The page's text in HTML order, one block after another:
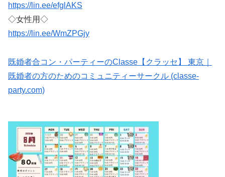
https://lin.ee/efglAKS
◇女性用◇
https://lin.ee/WmZPGjy
既婚者合コン・パーティーのClasse【クラッセ】 東京｜
既婚者の方のためのコミュニティーサークル (classe-
party.com)